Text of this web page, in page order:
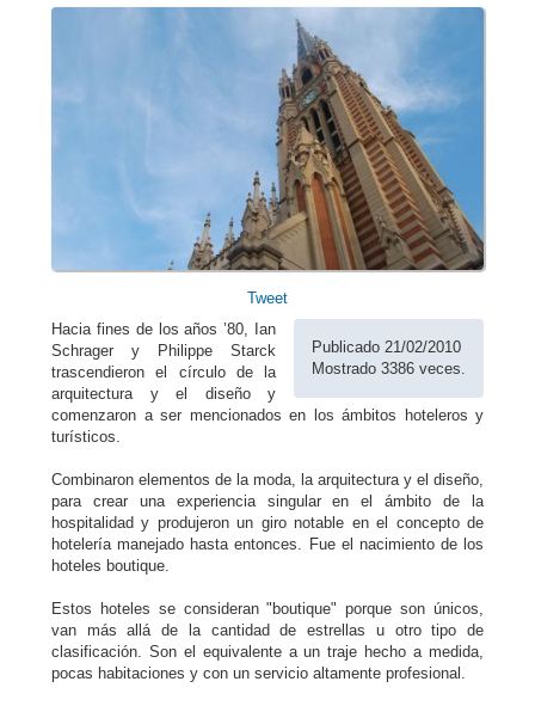
Tweet
Publicado 21/02/2010
Mostrado 3386 veces.
Hacia fines de los años ’80, Ian
Schrager y Philippe Starck
trascendieron el círculo de la
arquitectura y el diseño y
comenzaron a ser mencionados en los ámbitos hoteleros y
turísticos.
Combinaron elementos de la moda, la arquitectura y el diseño,
para crear una experiencia singular en el ámbito de la
hospitalidad y produjeron un giro notable en el concepto de
hotelería manejado hasta entonces. Fue el nacimiento de los
hoteles boutique.
Estos hoteles se consideran "boutique" porque son únicos,
van más allá de la cantidad de estrellas u otro tipo de
clasificación. Son el equivalente a un traje hecho a medida,
pocas habitaciones y con un servicio altamente profesional.